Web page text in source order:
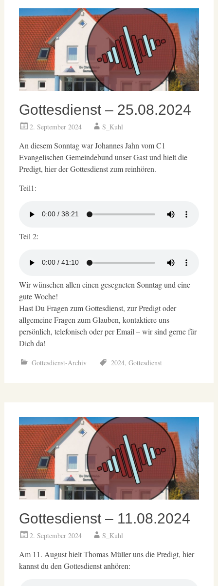
Gottesdienst – 25.08.2024
2. September 2024 S_Kuhl
An diesem Sonntag war Johannes Jahn vom C1
Evangelischen Gemeindebund unser Gast und hielt die
Predigt, hier der Gottesdienst zum reinhören.
Teil1:
Teil 2:
Wir wünschen allen einen gesegneten Sonntag und eine
gute Woche!
Hast Du Fragen zum Gottesdienst, zur Predigt oder
allgemeine Fragen zum Glauben, kontaktiere uns
persönlich, telefonisch oder per Email – wir sind gerne für
Dich da!
Gottesdienst-Archiv 2024, Gottesdienst
Gottesdienst – 11.08.2024
2. September 2024 S_Kuhl
Am 11. August hielt Thomas Müller uns die Predigt, hier
kannst du den Gottesdienst anhören: